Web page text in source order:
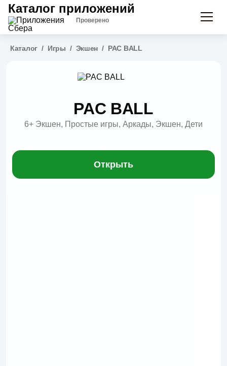
Каталог приложений
Проверено
Каталог / Игры / Экшен / PAC BALL
PAC BALL
6+ Экшен, Простые игры, Аркады, Экшен, Дети
Открыть